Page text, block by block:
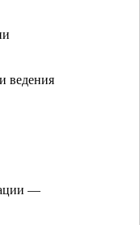
ведения
—